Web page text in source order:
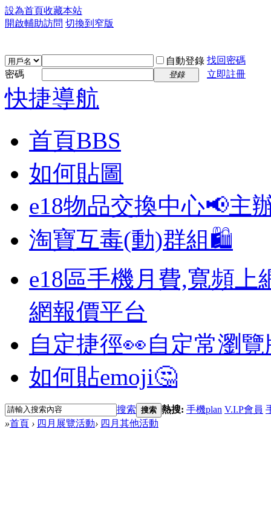
設為首頁收藏本站
開啟輔助訪問 切換到窄版
自動登錄 找回密碼
密碼
登錄 立即註冊
快捷導航
首頁BBS
如何貼圖
e18物品交換中心📢主
淘寶互毒(動)群組🛍️
e18區手機月費,寬頻上
網報價平台
自定捷徑👀自定常瀏
如何貼emoji🤔
搜索 搜索 熱搜: 手機plan V.I.P會員
»首頁 › 四月展覽活動› 四月其他活動